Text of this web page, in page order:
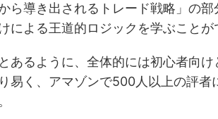
から導き出されるトレード戦略」の
による王道的ロジックを学ぶことが
とあるように、全体的には初心者向
易く、アマゾンで500人以上の評